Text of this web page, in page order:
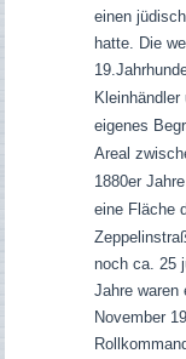
einen
hatte. Die
Kleinhändler
eigenes
Areal
1880er
eine Fläche
Zeppelin
noch ca. 25
Jahre waren
November